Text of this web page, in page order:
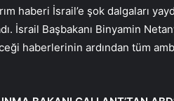
haberi İsrail’e şok dalgaları
İsrail Başbakanı Binyamin
haberlerinin ardından tüm